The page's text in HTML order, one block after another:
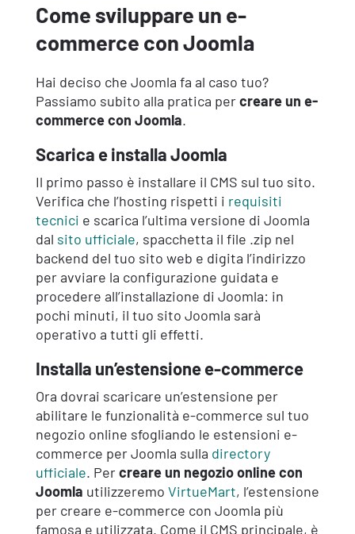
Come sviluppare un e-
commerce con Joomla
Hai deciso che Joomla fa al caso tuo?
Passiamo subito alla pratica percreare un e-
commerce con Joomla.
Scarica e installa Joomla
Il primo passo è installare il CMS sul tuo sito.
Verifica che l’hosting rispetti i requisiti
tecnici e scarica l’ultima versione di Joomla
dal sito ufficiale, spacchetta il file .zip nel
backend del tuo sito web e digita l’indirizzo
per avviare la configurazione guidata e
procedere all’installazione di Joomla: in
pochi minuti, il tuo sito Joomla sarà
operativo a tutti gli effetti.
Installa un’estensione e-commerce
Ora dovrai scaricare un’estensione per
abilitare le funzionalità e-commerce sul tuo
negozio online sfogliando le estensioni e-
commerce per Joomla sulla directory
ufficiale. Percreare un negozio online con
Joomla utilizzeremo VirtueMart, l’estensione
per creare e-commerce con Joomla più
famosa e utilizzata. Come il CMS principale, è